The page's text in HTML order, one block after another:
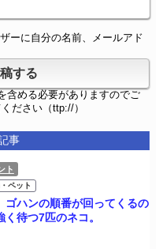
ーに自分の名前、メールアド
含める必要がありますのでご
ださい（ttp://）
事
ト
ペット
ゴハンの順番が回ってくるの
く待つ7匹のネコ。